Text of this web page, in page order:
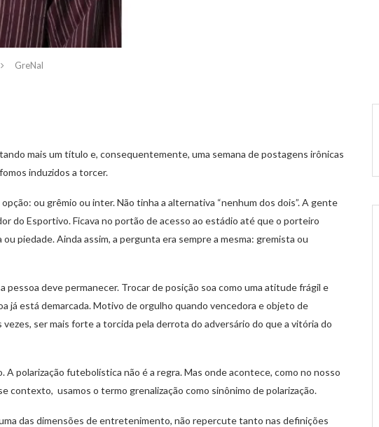
GreNal
mais um título e, consequentemente, uma semana de postagens irônicas
induzidos a torcer.
ou grêmio ou inter. Não tinha a alternativa “nenhum dos dois”. A gente
do Esportivo. Ficava no portão de acesso ao estádio até que o porteiro
piedade. Ainda assim, a pergunta era sempre a mesma: gremista ou
pessoa deve permanecer. Trocar de posição soa como uma atitude frágil e
já está demarcada. Motivo de orgulho quando vencedora e objeto de
ser mais forte a torcida pela derrota do adversário do que a vitória do
A polarização futebolística não é a regra. Mas onde acontece, como no nosso
contexto, usamos o termo grenalização como sinônimo de polarização.
das dimensões de entretenimento, não repercute tanto nas definições